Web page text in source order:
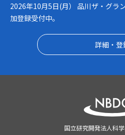
2026年10月5日(月） 品川ザ・グラ
加登録受付中。
詳細・登
国立研究開発法人科